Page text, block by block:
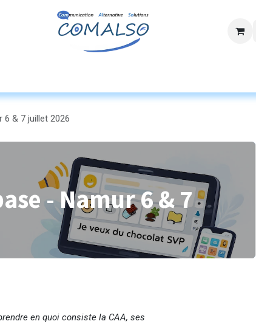
& 7 juillet 2026
- Namur 6 & 7
en quoi consiste la CAA, ses